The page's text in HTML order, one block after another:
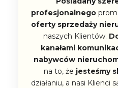
profesjonalnego
oferty sprzedaży
naszych Klientów.
kanałami
nabywców
na to, że jesteśmy
działaniu, a nasi Klienci